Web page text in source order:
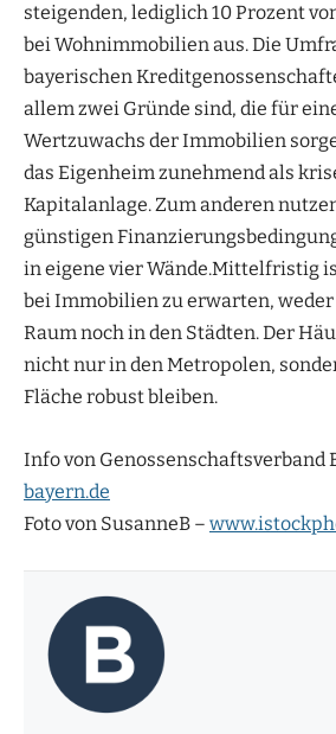
steigenden, lediglich 10 Prozent
bei Wohnimmobilien aus. Die
bayerischen
allem zwei Gründe sind, die für
Wertzuwachs der Immobilien
das Eigenheim zunehmend als
Kapitalanlage. Zum anderen
günstigen
in eigene vier Wände.Mittelfristig
bei Immobilien zu erwarten,
Raum noch in den Städten. Der
nicht nur in den Metropolen,
Fläche robust bleiben.
Info von Genossenschaftsverband
bayern.de
Foto von SusanneB –